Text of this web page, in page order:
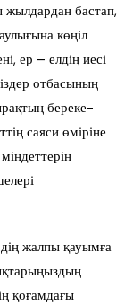
жылдардан бастап,
көңіл
ер – елдің иесі
отбасының
береке-
саяси өміріне
жалпы қауымға
қоғамдағы